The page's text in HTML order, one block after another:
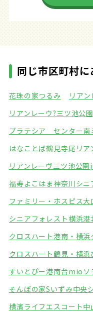
同じ市区町村
花珠の家つるみ リア
リアンレーウ?三ツ池公
プラテシア センター南
はなことば鶴見寺尾 リ
リアンレーヴ三ツ池公園
福寿よこはま神奈川 シ
ファミリー・ホスピス大
シニアフォレスト横浜港
クロスハート港南・横浜
クロスハート鶴見・横浜
すいとぴー港南台mio ソ
そんぽの家Sいずみ中央
横濱ライフエスコート中